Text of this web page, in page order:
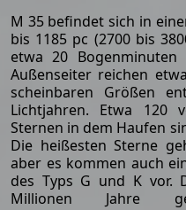
M 35 befindet sich in
bis 1185 pc (2700 bis
etwa 20 Bogenminuten
Außenseiter reichen
scheinbaren Größen
Lichtjahren. Etwa 120
Sternen in dem Haufen
Die heißesten Sterne
aber es kommen auch
des Typs G und K vor.
Millionen Jahre